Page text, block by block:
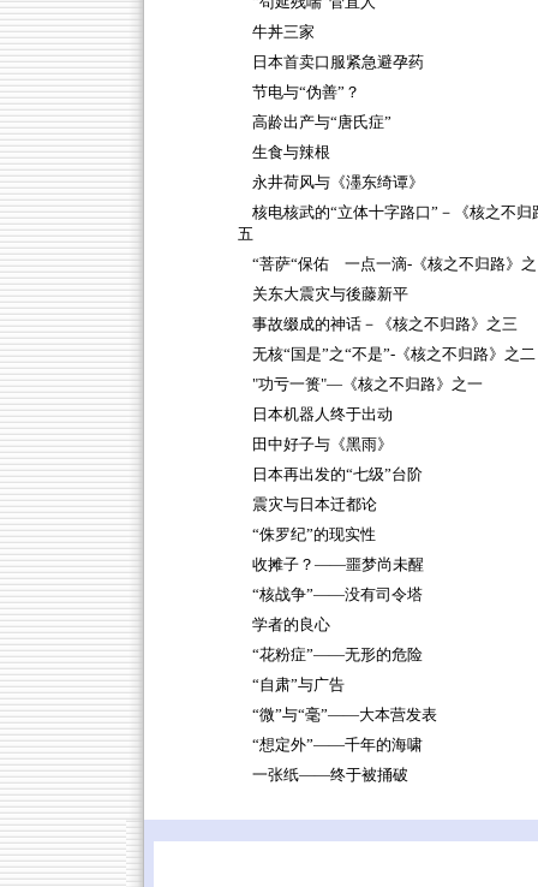
牛丼三家
日本首卖口服紧急避孕药
节电与“伪善”？
高龄出产与“唐氏症”
生食与辣根
永井荷风与《濹东绮谭》
核电核武的“立体十字路口”－《核之不归
五
“菩萨“保佑 一点一滴-《核之不归路》
关东大震灾与後藤新平
事故缀成的神话－《核之不归路》之三
无核“国是”之“不是”-《核之不归路》之二
"功亏一篑"—《核之不归路》之一
日本机器人终于出动
田中好子与《黑雨》
日本再出发的“七级”台阶
震灾与日本迁都论
“侏罗纪”的现实性
收摊子？——噩梦尚未醒
“核战争”——没有司令塔
学者的良心
“花粉症”——无形的危险
“自肃”与广告
“微”与“毫”——大本营发表
“想定外”——千年的海啸
一张纸——终于被捅破